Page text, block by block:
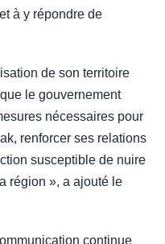
à y répondre de
de son territoire
le gouvernement
nécessaires pour
renforcer ses relations
susceptible de nuire
région », a ajouté le
continue